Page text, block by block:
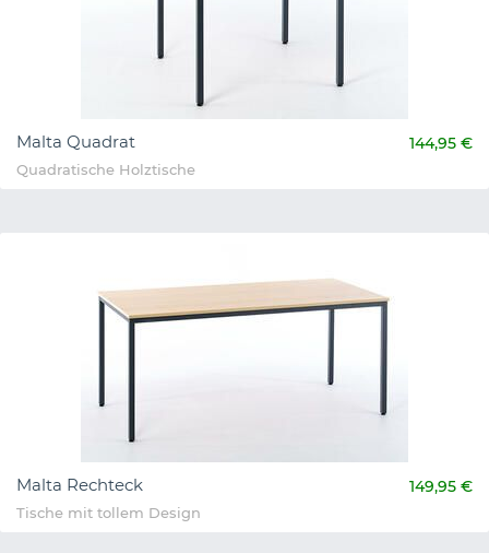
Malta Quadrat 144,95 €
Quadratische Holztische
Malta Rechteck 149,95 €
Tische mit tollem Design